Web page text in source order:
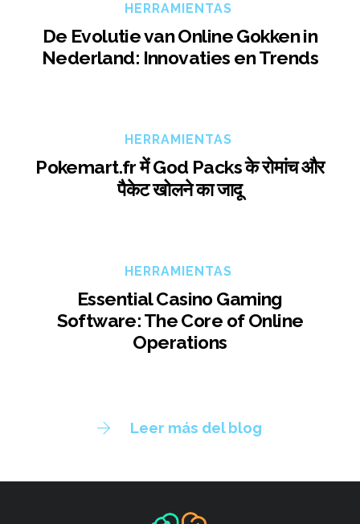
HERRAMIENTAS
De Evolutie van Online Gokken in
Nederland: Innovaties en Trends
HERRAMIENTAS
Pokemart.fr में God Packs के रोमांच और
पैकेट खोलने का जादू
HERRAMIENTAS
Essential Casino Gaming
Software: The Core of Online
Operations
Leer más del blog